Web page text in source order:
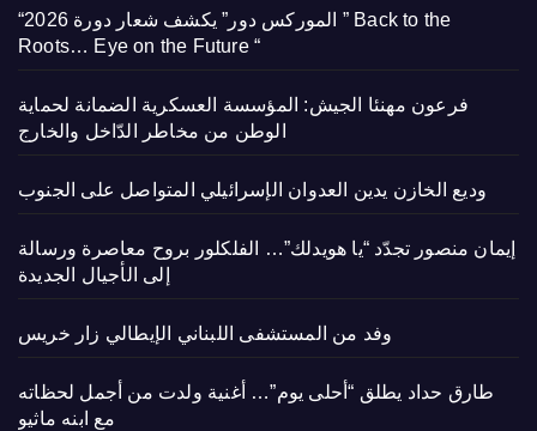
“الموركس دور” يكشف شعار دورة 2026 ” Back to the
Roots… Eye on the Future “
فرعون مهنئا الجيش: المؤسسة العسكرية الضمانة لحماية
الوطن من مخاطر الدّاخل والخارج
وديع الخازن يدين العدوان الإسرائيلي المتواصل على الجنوب
إيمان منصور تجدّد “يا هويدلك”… الفلكلور بروح معاصرة ورسالة
إلى الأجيال الجديدة
وفد من المستشفى اللبناني الإيطالي زار خريس
طارق حداد يطلق “أحلى يوم”… أغنية ولدت من أجمل لحظاته
مع ابنه ماثيو